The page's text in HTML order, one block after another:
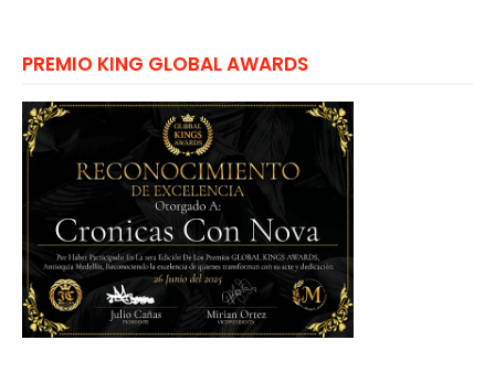
PREMIO KING GLOBAL AWARDS